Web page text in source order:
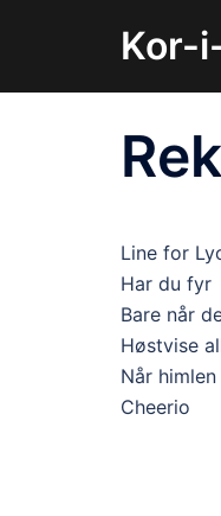
Kor-
Line for
Har du fyr
Bare når
Høstvise
Når
Cheerio